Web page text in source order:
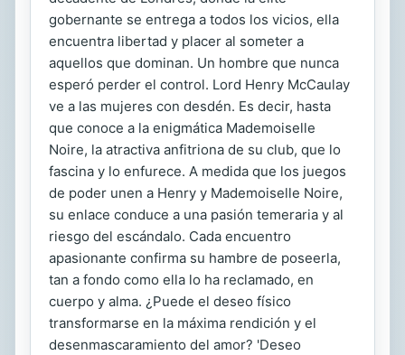
gobernante se entrega a todos los vicios, ella
encuentra libertad y placer al someter a
aquellos que dominan. Un hombre que nunca
esperó perder el control. Lord Henry McCaulay
ve a las mujeres con desdén. Es decir, hasta
que conoce a la enigmática Mademoiselle
Noire, la atractiva anfitriona de su club, que lo
fascina y lo enfurece. A medida que los juegos
de poder unen a Henry y Mademoiselle Noire,
su enlace conduce a una pasión temeraria y al
riesgo del escándalo. Cada encuentro
apasionante confirma su hambre de poseerla,
tan a fondo como ella lo ha reclamado, en
cuerpo y alma. ¿Puede el deseo físico
transformarse en la máxima rendición y el
desenmascaramiento del amor? 'Deseo